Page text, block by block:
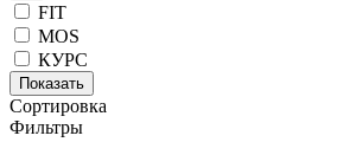
FIT
MOS
КУРС
Сортировка
Фильтры